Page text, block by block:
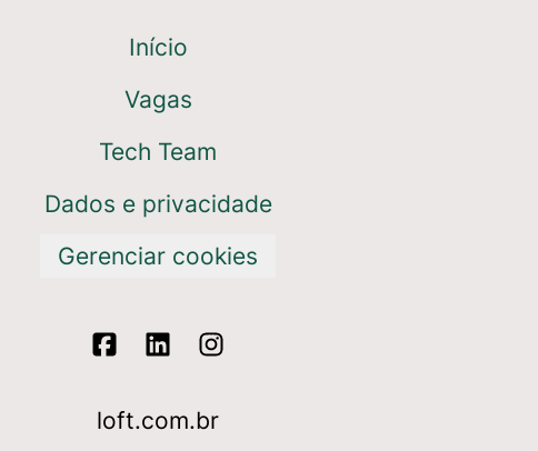
Início
Vagas
Tech Team
Dados e privacidade
Gerenciar cookies
loft.com.br